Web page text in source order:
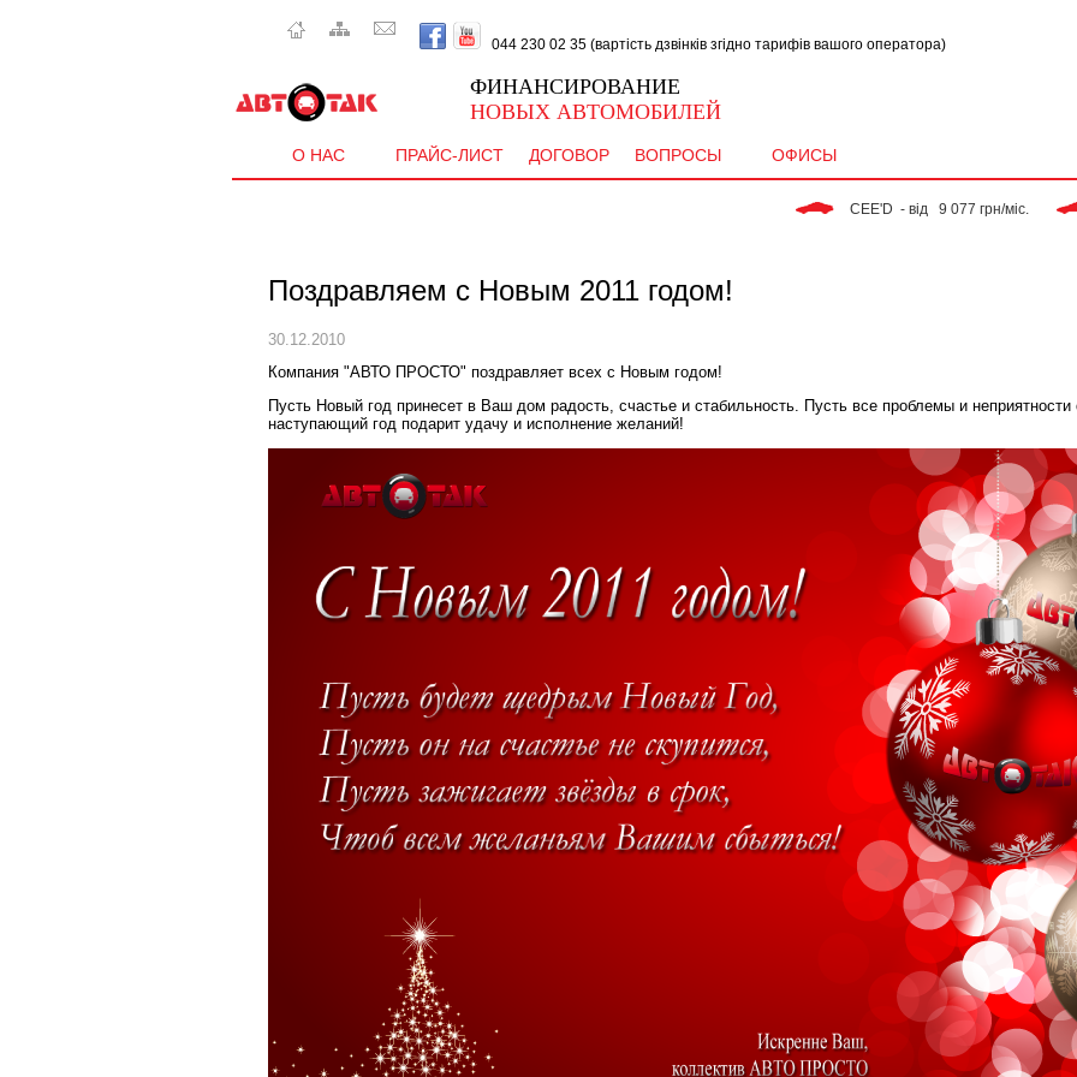
044 230 02 35 (вартість дзвінків згідно тарифів вашого оператора)
ФИНАНСИРОВАНИЕ
НОВЫХ АВТОМОБИЛЕЙ
О НАС ПРАЙС-ЛИСТ ДОГОВОР ВОПРОСЫ ОФИСЫ
CEE'D  - від   9 077 грн/міс.
Поздравляем с Новым 2011 годом!
30.12.2010
Компания "АВТО ПРОСТО" поздравляет всех с Новым годом!
Пусть Новый год принесет в Ваш дом радость, счастье и стабильность. Пусть все проблемы и неприятности
наступающий год подарит удачу и исполнение желаний!